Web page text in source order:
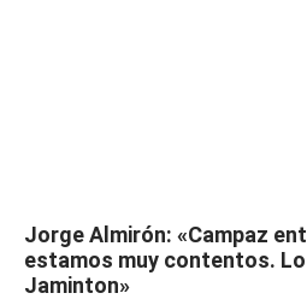
Jorge Almirón: «Campaz
estamos muy contentos.
Jaminton»